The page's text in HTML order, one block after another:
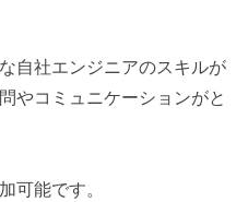
自社エンジニアのスキルが
やコミュニケーションがと
可能です。